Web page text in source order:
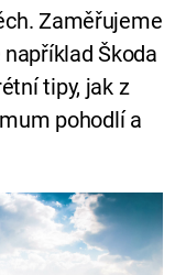
Zaměřujeme
napříkladŠkoda
tipy, jak z
pohodlía